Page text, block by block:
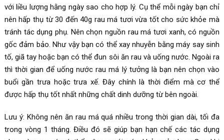
với liều lượng hằng ngày sao cho hợp lý. Cụ thể mỗi ngày bạn chỉ
nên hấp thụ từ 30 đến 40g rau má tươi vừa tốt cho sức khỏe mà
tránh tác dụng phụ. Nên chọn nguồn rau má tươi xanh, có nguồn
gốc đảm bảo. Như vậy bạn có thể xay nhuyễn bằng máy say sinh
tố, giã tay hoặc bạn có thể đun sôi ăn rau và uống nước. Ngoài ra
thì thời gian để uống nước rau má lý tưởng là bạn nên chọn vào
buổi gần trưa hoặc trưa xế. Đây chính là thời điểm mà cơ thể
được hấp thụ tốt nhất những chất dinh dưỡng từ bên ngoài.
Lưu ý: Không nên ăn rau má quá nhiều trong thời gian dài, tối đa
trong vòng 1 tháng. Điều đó sẽ giúp bạn hạn chế các tác dụng